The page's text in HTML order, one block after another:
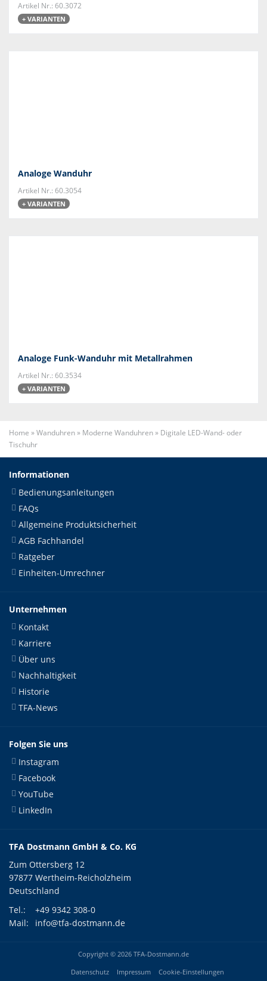
Artikel Nr.: 60.3072
+ VARIANTEN
Analoge Wanduhr
Artikel Nr.: 60.3054
+ VARIANTEN
Analoge Funk-Wanduhr mit Metallrahmen
Artikel Nr.: 60.3534
+ VARIANTEN
Home »Wanduhren» Moderne Wanduhren» Digitale LED-Wand- oder
Tischuhr
Informationen
Bedienungsanleitungen
FAQs
Allgemeine Produktsicherheit
AGB Fachhandel
Ratgeber
Einheiten-Umrechner
Unternehmen
Kontakt
Karriere
Über uns
Nachhaltigkeit
Historie
TFA-News
Folgen Sie uns
Instagram
Facebook
YouTube
LinkedIn
TFA Dostmann GmbH & Co. KG
Zum Ottersberg 12
97877 Wertheim-Reicholzheim
Deutschland
Tel.:
+49 9342 308-0
Mail:
info@tfa-dostmann.de
Copyright © 2026 TFA-Dostmann.de
Datenschutz Impressum
Cookie-Einstellungen